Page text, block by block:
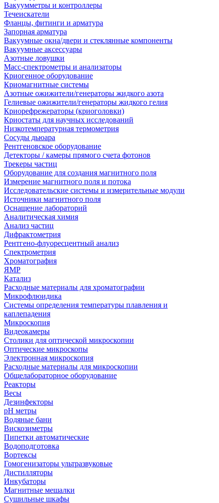
Вакуумметры и контроллеры
Течеискатели
Фланцы, фитинги и арматура
Запорная арматура
Вакуумные окна/двери и стеклянные компоненты
Вакуумные аксессуары
Азотные ловушки
Масс-спектрометры и анализаторы
Криогенное оборудование
Криомагнитные системы
Азотные ожижители/генераторы жидкого азота
Гелиевые ожижители/генераторы жидкого гелия
Криорефрежераторы (криоголовки)
Криостаты для научных исследований
Низкотемпературная термометрия
Сосуды дьюара
Рентгеновское оборудование
Детекторы / камеры прямого счета фотонов
Трекеры частиц
Оборудование для создания магнитного поля
Измерение магнитного поля и потока
Исследовательские системы и измерительные модули
Источники магнитного поля
Оснащение лабораторий
Аналитическая химия
Анализ частиц
Дифрактометрия
Рентгено-флуоресцентный анализ
Спектрометрия
Хроматография
ЯМР
Катализ
Расходные материалы для хроматографии
Микрофлюидика
Системы определения температуры плавления и
каплепадения
Микроскопия
Видеокамеры
Столики для оптической микроскопии
Оптические микроскопы
Электронная микроскопия
Расходные материалы для микроскопии
Общелабораторное оборудование
Реакторы
Весы
Дезинфекторы
рН метры
Водяные бани
Вискозиметры
Пипетки автоматические
Водоподготовка
Вортексы
Гомогенизаторы ультразвуковые
Дистилляторы
Инкубаторы
Магнитные мешалки
Сушильные шкафы